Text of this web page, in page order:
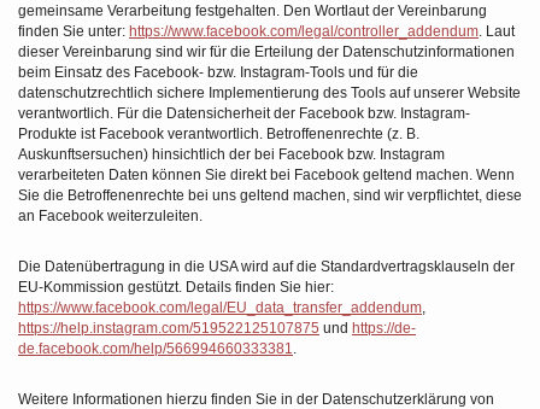
gemeinsame Verarbeitung festgehalten. Den Wortlaut der Vereinbarung
finden Sie unter: https://www.facebook.com/legal/controller_addendum . Laut
dieser Vereinbarung sind wir für die Erteilung der Datenschutzinformationen
beim Einsatz des Facebook- bzw. Instagram-Tools und für die
datenschutzrechtlich sichere Implementierung des Tools auf unserer Website
verantwortlich. Für die Datensicherheit der Facebook bzw. Instagram-
Produkte ist Facebook verantwortlich. Betroffenenrechte (z. B.
Auskunftsersuchen) hinsichtlich der bei Facebook bzw. Instagram
verarbeiteten Daten können Sie direkt bei Facebook geltend machen. Wenn
Sie die Betroffenenrechte bei uns geltend machen, sind wir verpflichtet, diese
an Facebook weiterzuleiten.
Die Datenübertragung in die USA wird auf die Standardvertragsklauseln der
EU-Kommission gestützt. Details finden Sie hier:
https://www.facebook.com/legal/EU_data_transfer_addendum
https://help.instagram.com/519522125107875 und https://de-
de.facebook.com/help/566994660333381
Weitere Informationen hierzu finden Sie in der Datenschutzerklärung von